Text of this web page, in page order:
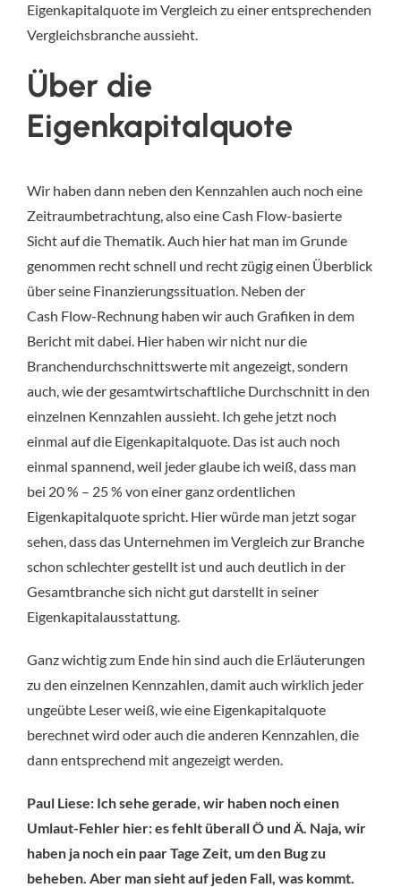
Eigenkapitalquote im Vergleich zu einer entsprechenden
Vergleichsbranche aussieht.
Über die
Eigenkapitalquote
Wir haben dann neben den Kennzahlen auch noch eine
Zeitraumbetrachtung, also eine Cash Flow-basierte
Sicht auf die Thematik. Auch hier hat man im Grunde
genommen recht schnell und recht zügig einen Überblick
über seine Finanzierungssituation. Neben der
Cash Flow-Rechnung haben wir auch Grafiken in dem
Bericht mit dabei. Hier haben wir nicht nur die
Branchendurchschnittswerte mit angezeigt, sondern
auch, wie der gesamtwirtschaftliche Durchschnitt in den
einzelnen Kennzahlen aussieht. Ich gehe jetzt noch
einmal auf die Eigenkapitalquote. Das ist auch noch
einmal spannend, weil jeder glaube ich weiß, dass man
bei 20 % – 25 % von einer ganz ordentlichen
Eigenkapitalquote spricht. Hier würde man jetzt sogar
sehen, dass das Unternehmen im Vergleich zur Branche
schon schlechter gestellt ist und auch deutlich in der
Gesamtbranche sich nicht gut darstellt in seiner
Eigenkapitalausstattung.
Ganz wichtig zum Ende hin sind auch die Erläuterungen
zu den einzelnen Kennzahlen, damit auch wirklich jeder
ungeübte Leser weiß, wie eine Eigenkapitalquote
berechnet wird oder auch die anderen Kennzahlen, die
dann entsprechend mit angezeigt werden.
Paul Liese: Ich sehe gerade, wir haben noch einen
Umlaut-Fehler hier: es fehlt überall Ö und Ä. Naja, wir
haben ja noch ein paar Tage Zeit, um den Bug zu
beheben. Aber man sieht auf jeden Fall, was kommt.